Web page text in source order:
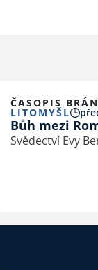
ČASOPIS
LITOMYŠL
Bůh mezi
Svědectví Evy